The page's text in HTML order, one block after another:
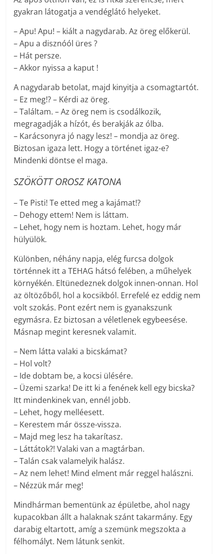
gyakran látogatja a vendéglátó helyeket.
– Apu! Apu! – kiált a nagydarab. Az öreg előkerül.
– Apu a disznóól üres ?
– Hát persze.
– Akkor nyissa a kaput !
A nagydarab betolat, majd kinyitja a csomagtartót.
– Ez meg!? – Kérdi az öreg.
– Találtam. – Az öreg nem is csodálkozik,
megragadják a hízót, és berakják az ólba.
– Karácsonyra jó nagy lesz! – mondja az öreg.
Biztosan igaza lett. Hogy a történet igaz-e?
Mindenki döntse el maga.
SZÖKÖTT OROSZ KATONA
– Te Pisti! Te etted meg a kajámat!?
– Dehogy ettem! Nem is láttam.
– Lehet, hogy nem is hoztam. Lehet, hogy már
hülyülök.
Különben, néhány napja, elég furcsa dolgok
történnek itt a TEHAG hátsó felében, a műhelyek
környékén. Eltünedeznek dolgok innen-onnan. Hol
az öltözőből, hol a kocsikból. Errefelé ez eddig nem
volt szokás. Pont ezért nem is gyanakszunk
egymásra. Ez biztosan a véletlenek egybeesése.
Másnap megint keresnek valamit.
– Nem látta valaki a bicskámat?
– Hol volt?
– Ide dobtam be, a kocsi ülésére.
– Üzemi szarka! De itt ki a fenének kell egy bicska?
Itt mindenkinek van, ennél jobb.
– Lehet, hogy melléesett.
– Kerestem már össze-vissza.
– Majd meg lesz ha takarítasz.
– Láttátok?! Valaki van a magtárban.
– Talán csak valamelyik halász.
– Az nem lehet! Mind elment már reggel halászni.
– Nézzük már meg!
Mindhárman bementünk az épületbe, ahol nagy
kupacokban állt a halaknak szánt takarmány. Egy
darabig eltartott, amíg a szemünk megszokta a
félhomályt. Nem látunk senkit.